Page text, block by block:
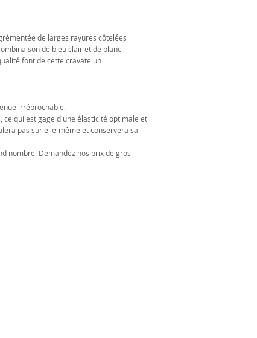
de larges rayures côtelées
de bleu clair et de blanc
font de cette cravate un
irréprochable.
ce qui est gage d'une élasticité optimale et
pas sur elle-même et conservera sa
nombre. Demandez nos prix de gros